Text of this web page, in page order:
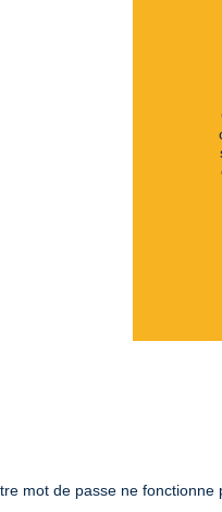
mot de passe ne fonctionne